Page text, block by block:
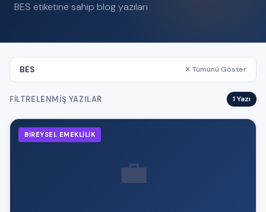
BES etiketine sahip blog yazıları
BES ✕ Tümünü Göster
FILTRELENMIŞ YAZILAR 1 Yazı
💼
BIREYSEL EMEKLILIK